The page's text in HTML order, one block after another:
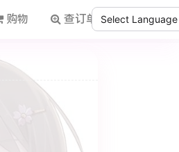
购物 查订单